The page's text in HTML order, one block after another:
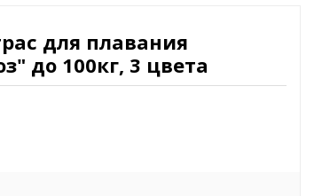
принадлежности
для плавания
до 100кг, 3 цвета